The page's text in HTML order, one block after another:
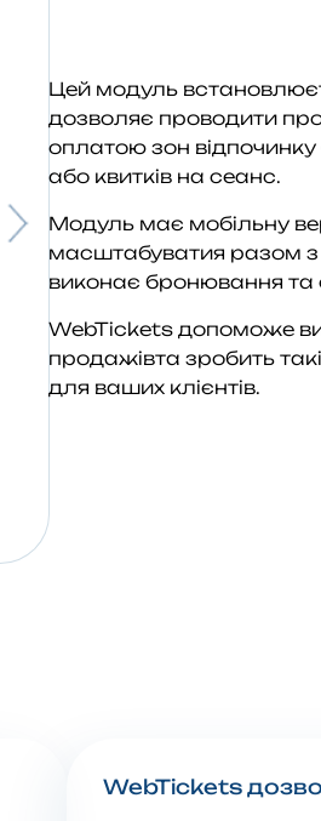
Цей модуль
дозволяє проводити
оплатою зон
або квитків на сеанс.
Модуль має мобільну
масштабуватия разом з
виконає бронювання
WebTickets допоможе
продажівта зробить
для ваших клієнтів.
WebTickets